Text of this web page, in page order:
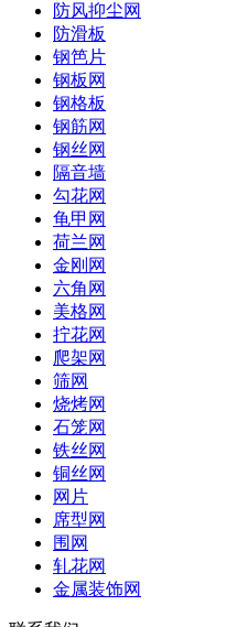
防风抑尘网
防滑板
钢笆片
钢板网
钢格板
钢筋网
钢丝网
隔音墙
勾花网
龟甲网
荷兰网
金刚网
六角网
美格网
拧花网
爬架网
筛网
烧烤网
石笼网
铁丝网
铜丝网
网片
席型网
围网
轧花网
金属装饰网